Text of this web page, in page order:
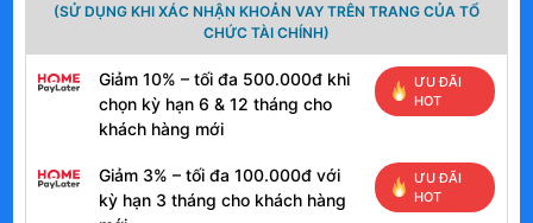
(SỬ DỤNG KHI XÁC NHẬN KHOẢN VAY TRÊN TRANG CỦA TỔ
CHỨC TÀI CHÍNH)
Giảm 10% – tối đa 500.000đ khi
chọn kỳ hạn 6 & 12 tháng cho
khách hàng mới
ƯU ĐÃI
HOT
Giảm 3% – tối đa 100.000đ với
kỳ hạn 3 tháng cho khách hàng
ƯU ĐÃI
HOT